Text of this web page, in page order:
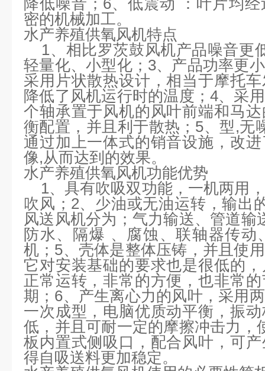
降低噪音；6、低震动 ：叶片均
密的机械加工。
水产养殖供氧风机特点
1、相比罗茨鼓风机产品噪音更
轻量化、小型化；3、产品功率更
采用片状散热设计，相当于摩托
降低了风机运行时的温度；4、采
个轴承置于风机的风叶前端和马
衡配置，并且利于散热；5、型,无
通过加上一体式的销音设施，改
像,从而达到的效果。
水产养殖供氧风机功能优势
1、具有吹吸双功能，一机两用
吹风；2、少油或无油运转，输出
风送风机分为；气力输送、管道输
防水、隔爆 、腐蚀、联轴器传动
机；5、壳体是整体压铸，并且使
它对安装基础的要求也是很低的
正常运转，非常的方便，也非常
期；6、产生离心力的风叶，采用
一次成型，电脑优质动平衡，振
低，并且可耐一定的摩擦冲击力，
板内置式侧吸口，配合风叶，可
得自吸送料更加稳定。